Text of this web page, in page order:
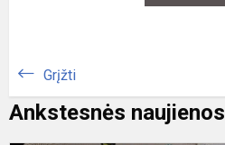
Grįžti
Ankstesnės naujienos